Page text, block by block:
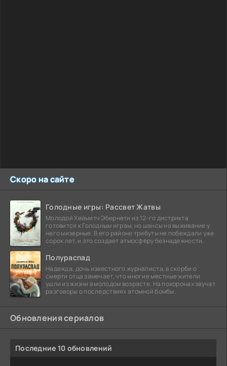
Скоро на сайте
Голодные игры: Рассвет Жатвы
Молодой Хеймитч Эбернети из 12-го дистрикта
готовится к Голодным играм, но шансы на выживание у
него мизерные. В его районе трибуты не побеждали уже
сорок лет, и это создает атмосферу безнадежности.
Полураспад
Надежда, дочь известного журналиста, в скорби о
смерти отца замечает, что многие местные жители
ушли из жизни в молодом возрасте. На похоронах звучат
разговоры о последствиях атомной бомбы.
Обновления сериалов
Последние 10 обновлений